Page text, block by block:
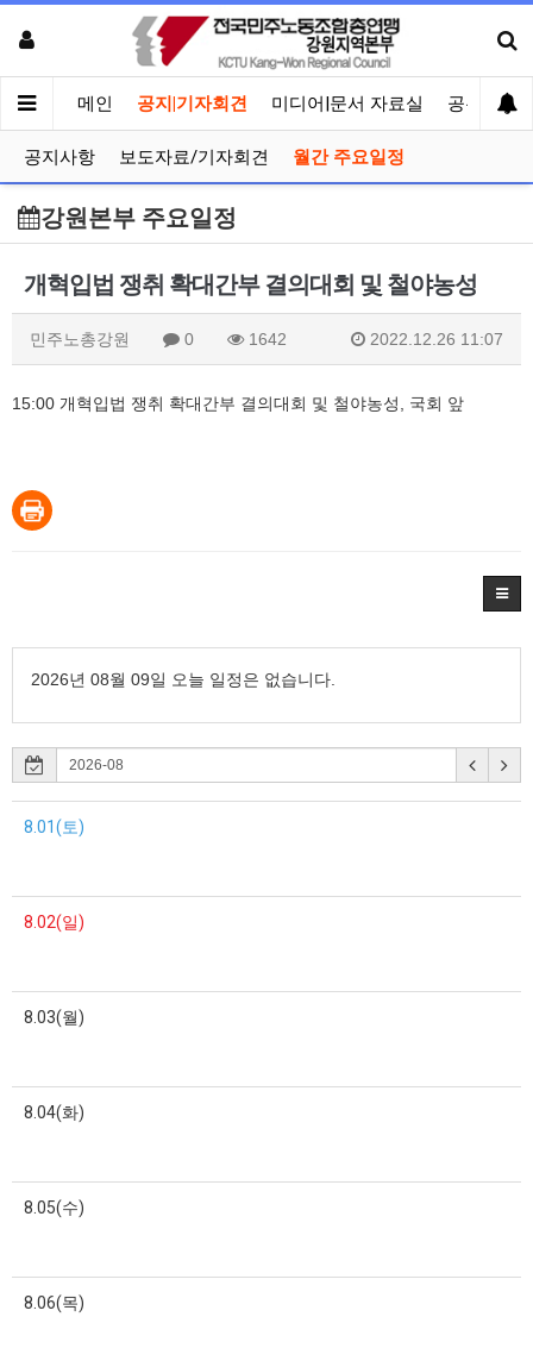
메인 공지|기자회견 미디어|문서 자료실 공유게시
공지사항 보도자료/기자회견 월간 주요일정
강원본부 주요일정
개혁입법 쟁취 확대간부 결의대회 및 철야농성
민주노총강원 0 1642 2022.12.26 11:07
15:00 개혁입법 쟁취 확대간부 결의대회 및 철야농성, 국회 앞
2026년 08월 09일 오늘 일정은 없습니다.
8.01(토)
8.02(일)
8.03(월)
8.04(화)
8.05(수)
8.06(목)